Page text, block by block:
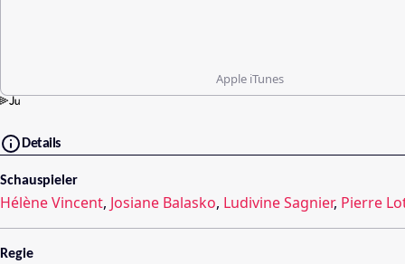
Apple iTunes
Details
Schauspieler
Hélène Vincent, Josiane Balasko, Ludivine Sagnier, Pierre
Regie